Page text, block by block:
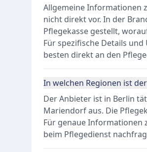
Allgemeine Informationen
nicht direkt vor. In der
Pflegekasse gestellt,
Für spezifische Details
besten direkt an den
In welchen Regionen ist
Der Anbieter ist in Berlin
Mariendorf aus. Die
Für genaue Informationen
beim Pflegedienst